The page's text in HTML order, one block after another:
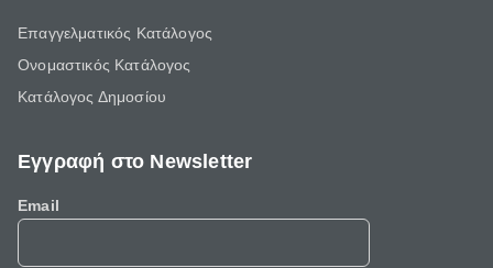
Επαγγελματικός Κατάλογος
Ονομαστικός Κατάλογος
Κατάλογος Δημοσίου
Εγγραφή στο Newsletter
Email